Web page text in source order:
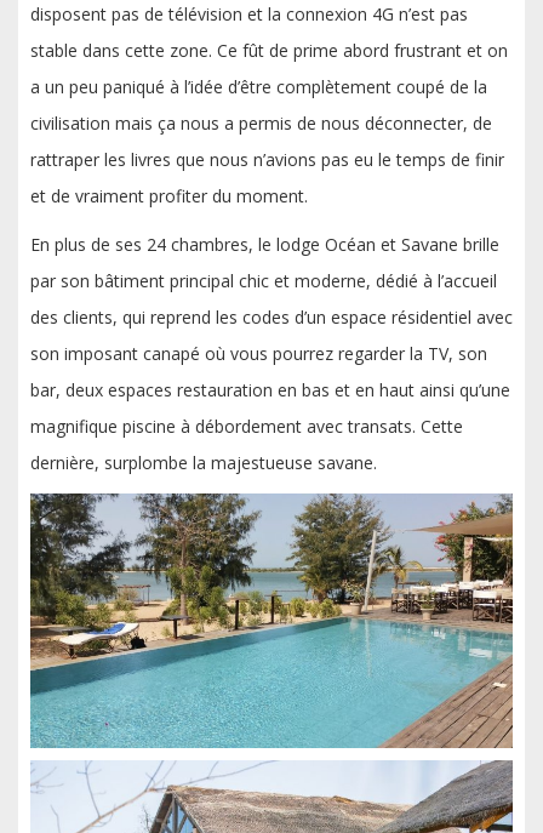
disposent pas de télévision et la connexion 4G n’est pas
stable dans cette zone. Ce fût de prime abord frustrant et on
a un peu paniqué à l’idée d’être complètement coupé de la
civilisation mais ça nous a permis de nous déconnecter, de
rattraper les livres que nous n’avions pas eu le temps de finir
et de vraiment profiter du moment.
En plus de ses 24 chambres, le lodge Océan et Savane brille
par son bâtiment principal chic et moderne, dédié à l’accueil
des clients, qui reprend les codes d’un espace résidentiel avec
son imposant canapé où vous pourrez regarder la TV, son
bar, deux espaces restauration en bas et en haut ainsi qu’une
magnifique piscine à débordement avec transats. Cette
dernière, surplombe la majestueuse savane.